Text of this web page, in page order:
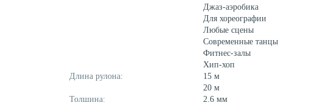
Джаз-аэробика
Для хореографии
Любые сцены
Современные танцы
Фитнес-залы
Хип-хоп
Длина рулона:
15 м
20 м
Толщина:
2.6 мм